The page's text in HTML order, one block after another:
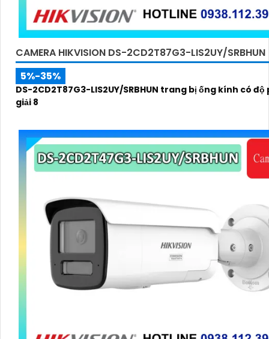
CAMERA HIKVISION DS-2CD2T87G3-LIS2UY/SRBHUN
5%-35%
DS-2CD2T87G3-LIS2UY/SRBHUN trang bị ống kính có độ
giải 8